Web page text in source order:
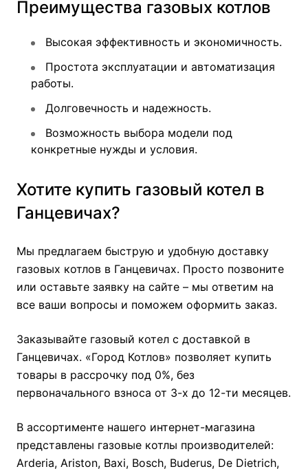
Преимущества газовых котлов
Высокая эффективность и экономичность.
Простота эксплуатации и автоматизация
работы.
Долговечность и надежность.
Возможность выбора модели под
конкретные нужды и условия.
Хотите купить газовый котел в
Ганцевичах?
Мы предлагаем быструю и удобную доставку
газовых котлов в Ганцевичах. Просто позвоните
или оставьте заявку на сайте – мы ответим на
все ваши вопросы и поможем оформить заказ.
Заказывайте газовый котел с доставкой в
Ганцевичах. «Город Котлов» позволяет купить
товары в рассрочку под 0%, без
первоначального взноса от 3-х до 12-ти месяцев.
В ассортименте нашего интернет-магазина
представлены газовые котлы производителей:
Arderia, Ariston, Baxi, Bosch, Buderus, De Dietrich,